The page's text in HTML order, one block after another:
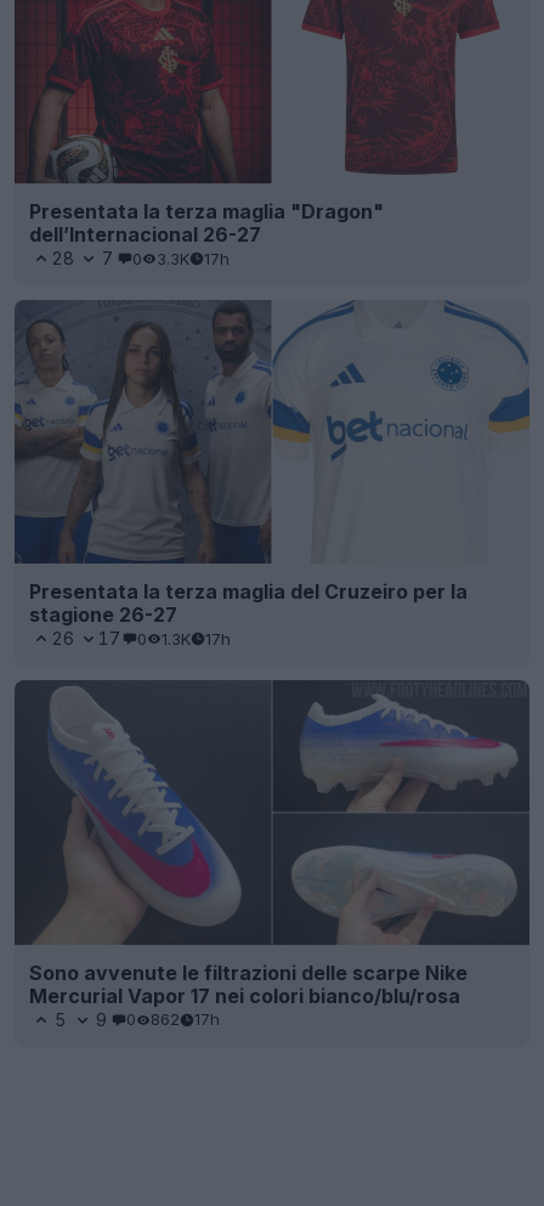
Presentata la terza maglia "Dragon"
dell’Internacional 26-27
28 7 0 3.3K 17h
Presentata la terza maglia del Cruzeiro per la
stagione 26-27
26 17 0 1.3K 17h
Sono avvenute le filtrazioni delle scarpe Nike
Mercurial Vapor 17 nei colori bianco/blu/rosa
5 9 0 862 17h